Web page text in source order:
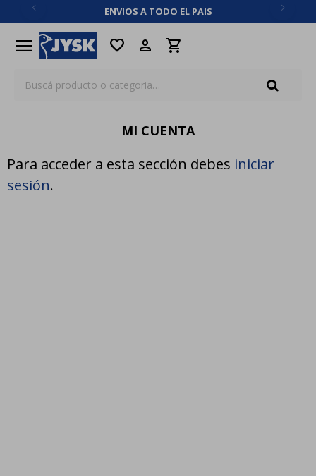
ENVIOS A TODO EL PAIS
menu favorite
MI CUENTA
Para acceder a esta sección debes iniciar
sesión.
close